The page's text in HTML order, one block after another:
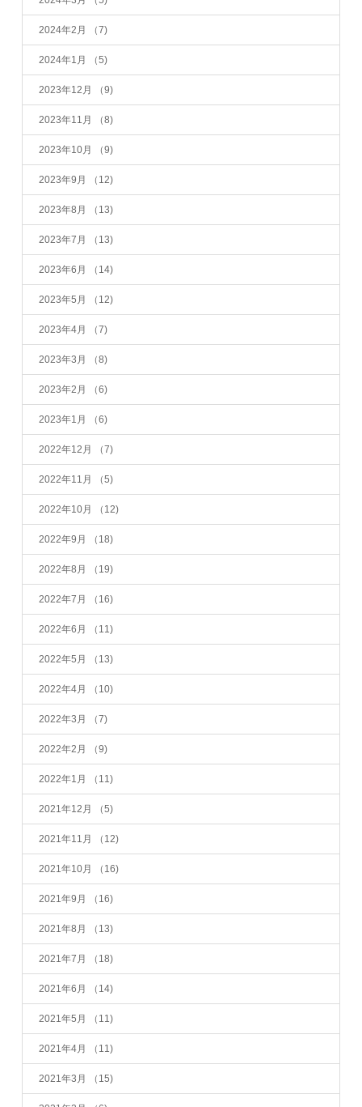
2024年2月 （7)
2024年1月 （5)
2023年12月 （9)
2023年11月 （8)
2023年10月 （9)
2023年9月 （12)
2023年8月 （13)
2023年7月 （13)
2023年6月 （14)
2023年5月 （12)
2023年4月 （7)
2023年3月 （8)
2023年2月 （6)
2023年1月 （6)
2022年12月 （7)
2022年11月 （5)
2022年10月 （12)
2022年9月 （18)
2022年8月 （19)
2022年7月 （16)
2022年6月 （11)
2022年5月 （13)
2022年4月 （10)
2022年3月 （7)
2022年2月 （9)
2022年1月 （11)
2021年12月 （5)
2021年11月 （12)
2021年10月 （16)
2021年9月 （16)
2021年8月 （13)
2021年7月 （18)
2021年6月 （14)
2021年5月 （11)
2021年4月 （11)
2021年3月 （15)